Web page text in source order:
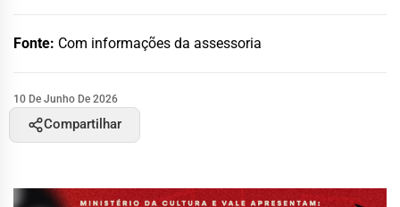
Fonte: Com informações da assessoria
10 De Junho De 2026
Compartilhar